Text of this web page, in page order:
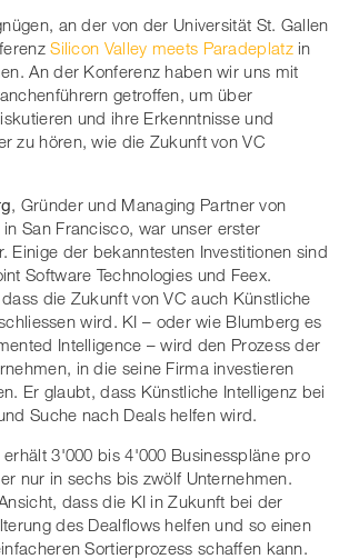
an der von der Universität St. Gallen
Silicon Valley meets Paradeplatzin
An der Konferenz haben wir uns mit
getroffen, um über
und ihre Erkenntnisse und
zu hören, wie die Zukunft von VC
, Gründer und Managing Partner von
in San Francisco, war unser erster
Einige der bekanntesten Investitionen sind
Software Technologies und Feex.
die Zukunft von VC auch Künstliche
wird. KI – oder wie Blumberg es
Intelligence – wird den Prozess der
in die seine Firma investieren
Er glaubt, dass Künstliche Intelligenz bei
Suche nach Deals helfen wird.
3'000 bis 4'000 Businesspläne pro
nur in sechs bis zwölf Unternehmen.
dass die KI in Zukunft bei der
des Dealflows helfen und so einen
Sortierprozess schaffen kann.